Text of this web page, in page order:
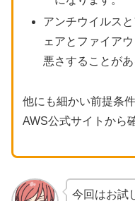
アンチウイルス
ェアとファイア
悪さすることがあ
他にも細かい前提条
AWS公式サイトから
今回はお試